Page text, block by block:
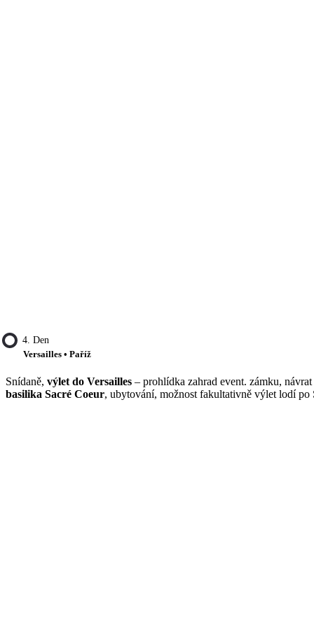
4. Den
Versailles • Paříž
Snídaně, výlet do Versailles – prohlídka zahrad event. zámku,
basilika Sacré Coeur, ubytování, možnost fakultativně výlet lodí po